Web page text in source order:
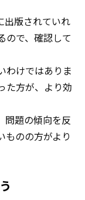
出版されていれ
ので、確認して
わけではありま
た方が、より効
問題の傾向を反
ものの方がより